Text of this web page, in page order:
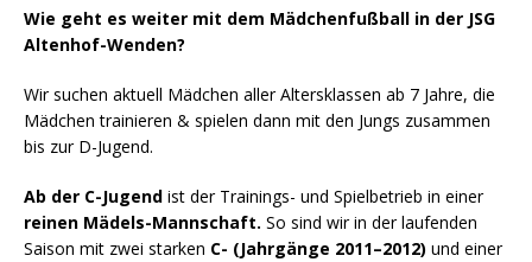
Wie geht es weiter mit dem Mädchenfußball in der JSG
Altenhof-Wenden?
Wir suchen aktuell Mädchen aller Altersklassen ab 7 Jahre, die
Mädchen trainieren & spielen dann mit den Jungs zusammen
bis zur D-Jugend.
Ab der C-Jugend ist der Trainings- und Spielbetrieb in einer
reinen Mädels-Mannschaft. So sind wir in der laufenden
Saison mit zwei starken C- (Jahrgänge 2011–2012) und einer